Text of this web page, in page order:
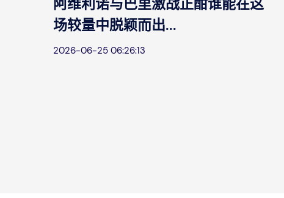
阿维利诺与巴里激战正酣谁能在这
场较量中脱颖而出...
2026-06-25 06:26:13